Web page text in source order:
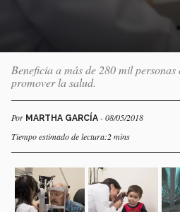
Beneficia a más de 280 mil
promover la salud.
Por MARTHA GARCÍA - 08/05/2018
Tiempo estimado de lectura:2 mins